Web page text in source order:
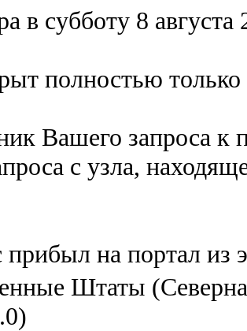
в субботу 8 августа
полностью только
Вашего запроса к
с узла,
на портал из
Штаты